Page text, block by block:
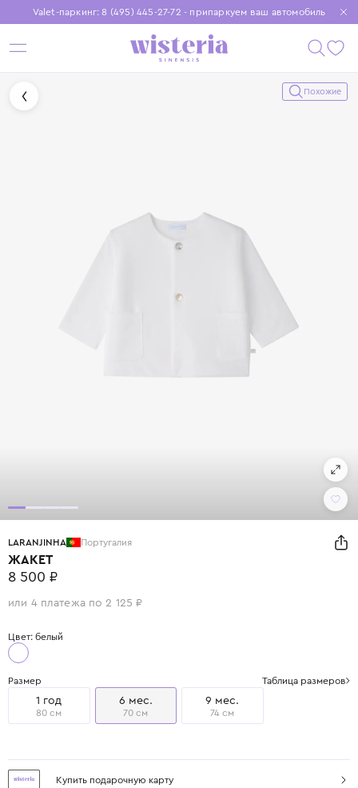
Valet-паркинг: 8 (495) 445-27-72 - припаркуем ваш автомобиль
Бесплатная доставка при заказе от 15 000 ₽
Установите приложение, чтобы покупки были еще удобнее
Похожие
LARANJINHA Португалия
ЖАКЕТ
8 500 ₽
или 4 платежа по 2 125 ₽
Цвет: белый
Размер Таблица размеров
1 год
80 см
6 мес.
70 см
9 мес.
74 см
Купить подарочную карту